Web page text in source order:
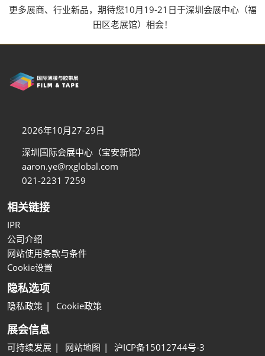
更多展商、行业新品，期待您10月19-21日于深圳会展中心（福
田区老展馆）相会！
2026年10月27-29日
深圳国际会展中心（宝安新馆）
aaron.ye@rxglobal.com
021-2231 7259
相关链接
IPR
公司介绍
网站使用条款与条件
Cookie设置
隐私选项
隐私政策 Cookie政策
展会信息
可持续发展 网站地图 沪ICP备15012744号-3